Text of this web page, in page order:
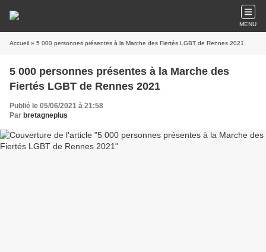
MENU
Accueil » 5 000 personnes présentes à la Marche des Fiertés LGBT de Rennes 2021
5 000 personnes présentes à la Marche des
Fiertés LGBT de Rennes 2021
Publié le 05/06/2021 à 21:58
Par bretagneplus